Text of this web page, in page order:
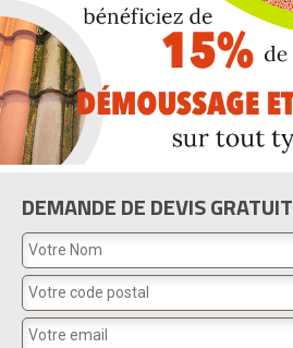
DEMANDE DE DEVIS GRATUIT